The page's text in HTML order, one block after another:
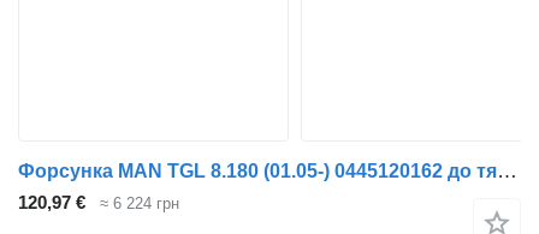
Форсунка MAN TGL 8.180 (01.05-) 0445120162 до тягача MAN TGL, TGM, TGS, TGX (2005-2021)
120,97 € ≈ 6 224 грн